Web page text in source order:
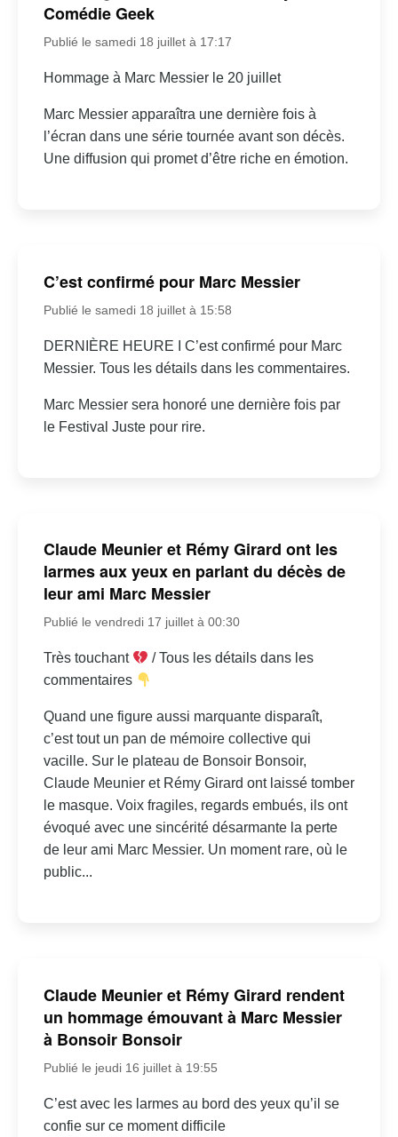
Comédie Geek
Publié le samedi 18 juillet à 17:17
Hommage à Marc Messier le 20 juillet
Marc Messier apparaîtra une dernière fois à
l’écran dans une série tournée avant son décès.
Une diffusion qui promet d’être riche en émotion.
C’est confirmé pour Marc Messier
Publié le samedi 18 juillet à 15:58
DERNIÈRE HEURE I C’est confirmé pour Marc
Messier. Tous les détails dans les commentaires.
Marc Messier sera honoré une dernière fois par
le Festival Juste pour rire.
Claude Meunier et Rémy Girard ont les
larmes aux yeux en parlant du décès de
leur ami Marc Messier
Publié le vendredi 17 juillet à 00:30
Très touchant
/ Tous les détails dans les
commentaires
Quand une figure aussi marquante disparaît,
c’est tout un pan de mémoire collective qui
vacille. Sur le plateau de Bonsoir Bonsoir,
Claude Meunier et Rémy Girard ont laissé tomber
le masque. Voix fragiles, regards embués, ils ont
évoqué avec une sincérité désarmante la perte
de leur ami Marc Messier. Un moment rare, où le
public...
Claude Meunier et Rémy Girard rendent
un hommage émouvant à Marc Messier
à Bonsoir Bonsoir
Publié le jeudi 16 juillet à 19:55
C’est avec les larmes au bord des yeux qu’il se
confie sur ce moment difficile